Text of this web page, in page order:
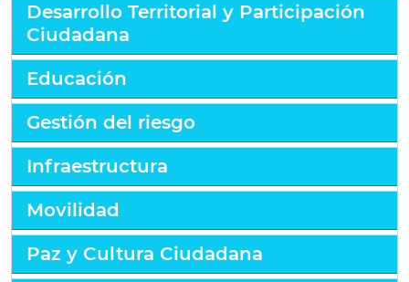
Desarrollo Territorial y Participación
Ciudadana
Educación
Gestión del riesgo
Infraestructura
Movilidad
Paz y Cultura Ciudadana